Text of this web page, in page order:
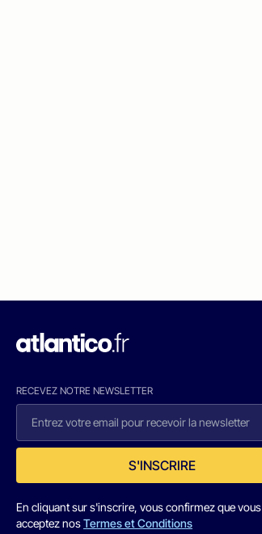
RECEVEZ NOTRE NEWSLETTER
S'INSCRIRE
En cliquant sur s'inscrire, vous confirmez que vous
acceptez nosTermes et Conditions